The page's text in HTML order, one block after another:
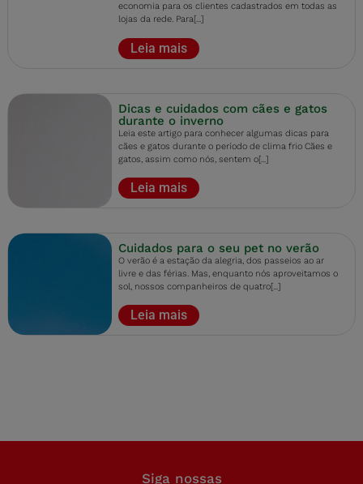
economia para os clientes cadastrados em todas as
lojas da rede. Para[...]
Leia mais
Dicas e cuidados com cães e gatos
durante o inverno
Leia este artigo para conhecer algumas dicas para
cães e gatos durante o período de clima frio Cães e
gatos, assim como nós, sentem o[...]
Leia mais
Cuidados para o seu pet no verão
O verão é a estação da alegria, dos passeios ao ar
livre e das férias. Mas, enquanto nós aproveitamos o
sol, nossos companheiros de quatro[...]
Leia mais
Siga nossas